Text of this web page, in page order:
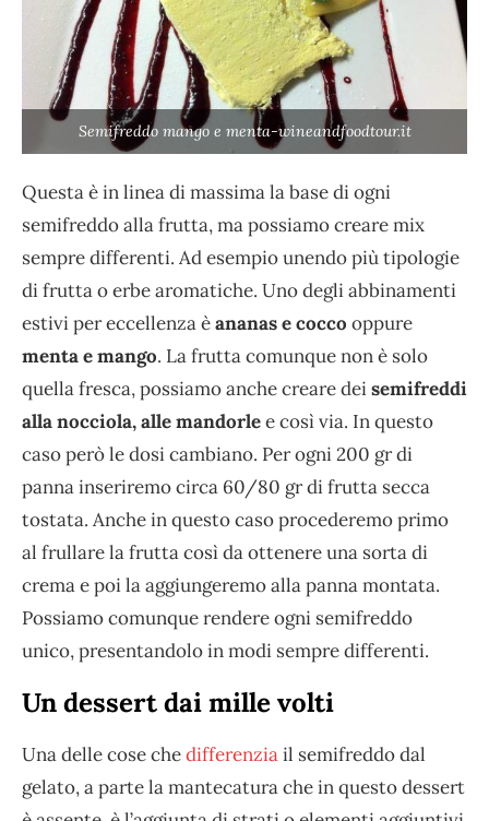
Semifreddo mango e menta-wineandfoodtour.it
Questa è in linea di massima la base di ogni
semifreddo alla frutta, ma possiamo creare mix
sempre differenti. Ad esempio unendo più tipologie
di frutta o erbe aromatiche. Uno degli abbinamenti
estivi per eccellenza èananas e cocco oppure
menta e mango. La frutta comunque non è solo
quella fresca, possiamo anche creare deisemifreddi
alla nocciola, alle mandorlee così via. In questo
caso però le dosi cambiano. Per ogni 200 gr di
panna inseriremo circa 60/80 gr di frutta secca
tostata. Anche in questo caso procederemo primo
al frullare la frutta così da ottenere una sorta di
crema e poi la aggiungeremo alla panna montata.
Possiamo comunque rendere ogni semifreddo
unico, presentandolo in modi sempre differenti.
Un dessert dai mille volti
Una delle cose chedifferenziail semifreddo dal
gelato, a parte la mantecatura che in questo dessert